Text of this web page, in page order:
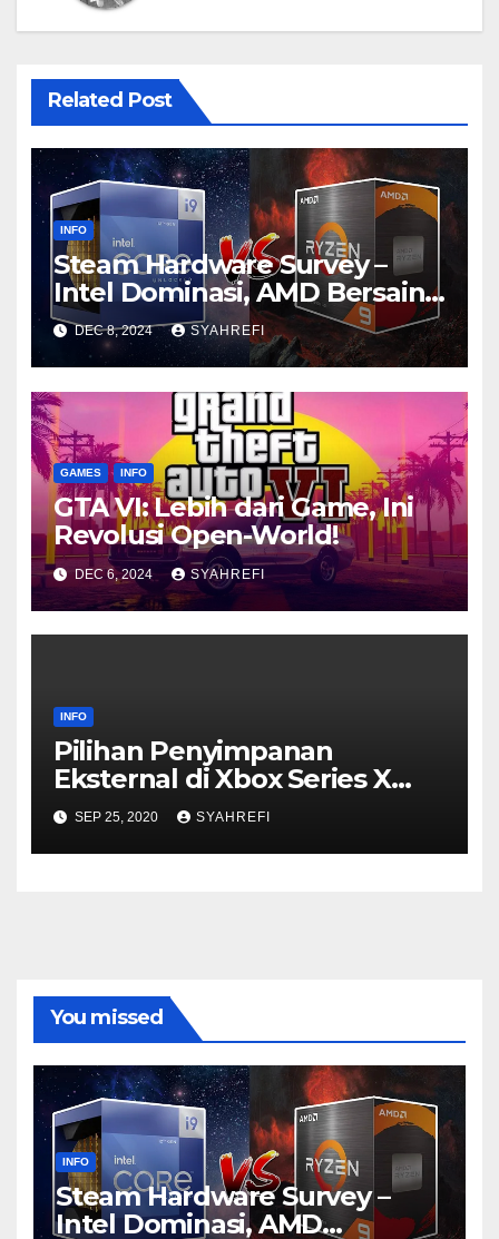
Related Post
INFO
Steam Hardware Survey –
Intel Dominasi, AMD Bersaing
Ketat
DEC 8, 2024 SYAHREFI
GAMES INFO
GTA VI: Lebih dari Game, Ini
Revolusi Open-World!
DEC 6, 2024 SYAHREFI
INFO
Pilihan Penyimpanan
Eksternal di Xbox Series X
dan S
SEP 25, 2020 SYAHREFI
You missed
INFO
Steam Hardware Survey –
Intel Dominasi, AMD